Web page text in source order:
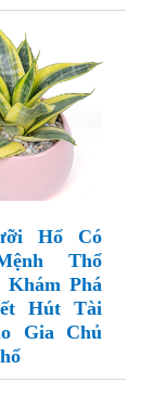
Hổ Có
Thổ
Khám Phá
Hút Tài
Gia Chủ